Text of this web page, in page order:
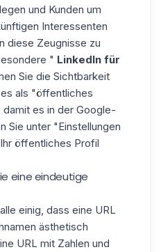
und Kunden um
Interessenten
diese Zeugnisse zu
" LinkedIn für
Sie die Sichtbarkeit
als "öffentliches
es in der Google-
Sie unter "Einstellungen
öffentliches Profil
eine eindeutige
einig, dass eine URL
ästhetisch
URL mit Zahlen und